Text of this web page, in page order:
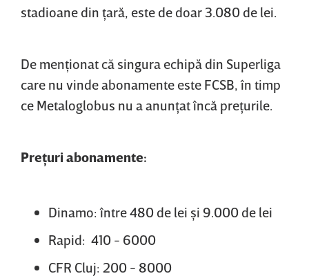
stadioane din ţară, este de doar 3.080 de lei.
De menţionat că singura echipă din Superliga
care nu vinde abonamente este FCSB, în timp
ce Metaloglobus nu a anunţat încă preţurile.
Preţuri abonamente:
Dinamo: între 480 de lei şi 9.000 de lei
Rapid: 410 - 6000
CFR Cluj: 200 - 8000